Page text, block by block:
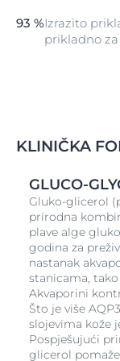
iritanse pod
osjetljivom.
pružala takav
Većina
vlage na vanjski
što je primjerice
hidracijski
između stanica
iznutra. Eucerin
prirodnu snagu.
najsuvremeniji
aktivira vlastiti
isparavanja i
Eucerin
93 %Izrazito
prikladno
KLINIČKA
GLUCO-
Gluko-glicerol
prirodna
plave alge
godina za
nastanak
stanicama,
Akvaporini
Što je više
slojevima kože
Pospješujući
glicerol